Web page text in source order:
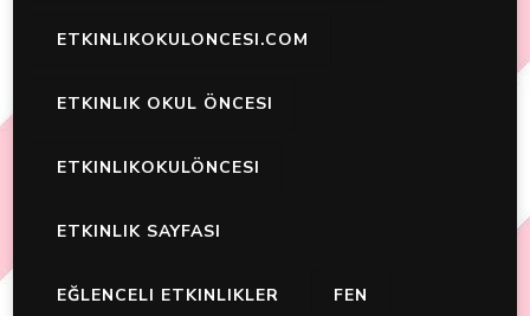
ETKINLIKOKULONCESI.COM
ETKINLIK OKUL ÖNCESI
ETKINLIKOKULÖNCESI
ETKINLIK SAYFASI
EĞLENCELI ETKINLIKLER FEN